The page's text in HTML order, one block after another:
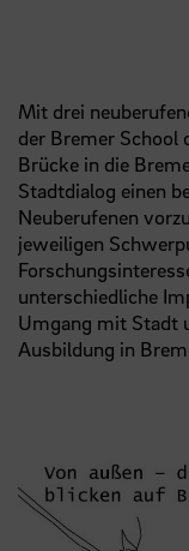
Mit drei
der Bremer
Brücke in die
Stadtdialog einen
Neuberufenen
jeweiligen
unterschiedliche
Umgang mit Stadt
Ausbildung in